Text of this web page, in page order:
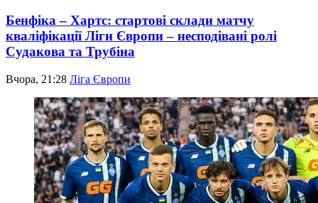
Бенфіка – Хартс: стартові склади матчу
кваліфікації Ліги Європи – несподівані ролі
Судакова та Трубіна
Вчора, 21:28 Ліга Європи